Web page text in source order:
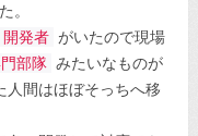
。
開発者 がいたので現場
部隊 みたいなものが
人間はほぼそっちへ移